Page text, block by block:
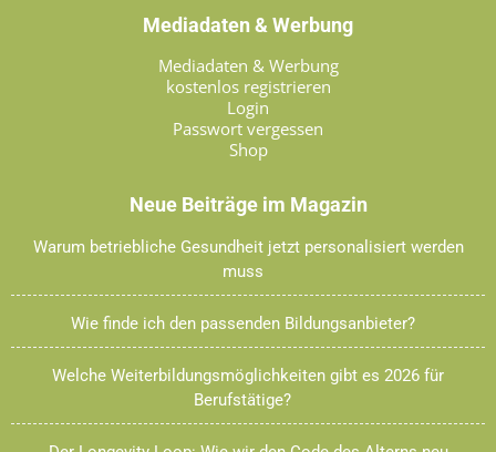
Mediadaten & Werbung
Mediadaten & Werbung
kostenlos registrieren
Login
Passwort vergessen
Shop
Neue Beiträge im Magazin
Warum betriebliche Gesundheit jetzt personalisiert werden
muss
Wie finde ich den passenden Bildungsanbieter?
Welche Weiterbildungsmöglichkeiten gibt es 2026 für
Berufstätige?